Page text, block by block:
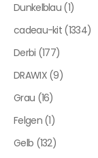
Dunkelblau (1)
cadeau-kit (1334)
Derbi (177)
DRAWIX (9)
Grau (16)
Felgen (1)
Gelb (132)